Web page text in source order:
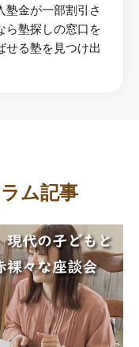
塾金が一部割引さ
ら塾探しの窓口を
せる塾を見つけ出
ム記事